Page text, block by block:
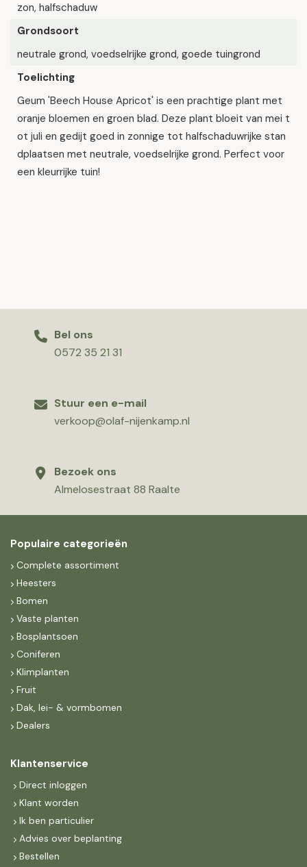
zon, halfschaduw
Grondsoort
neutrale grond, voedselrijke grond, goede tuingrond
Toelichting
Geum 'Beech House Apricot' is een prachtige plant met
oranje bloemen en groen blad. Deze plant bloeit van mei t
ot juli en gedijt goed in zonnige tot halfschaduwrijke stan
dplaatsen met neutrale, voedselrijke grond. Perfect voor
een kleurrijke tuin!
Bel ons
0572 35 21 31
Stuur een e-mail
verkoop@olaf-nijenkamp.nl
Bezoek ons
Almelosestraat 88 Raalte
Populaire categorieën
Complete assortiment
Heesters
Bomen
Vaste planten
Bosplantsoen
Coniferen
Klimplanten
Fruit
Dak, lei- & vormbomen
Dealers
Klantenservice
Direct inloggen
Klant worden
Ik ben particulier
Advies over beplanting
Bestellen